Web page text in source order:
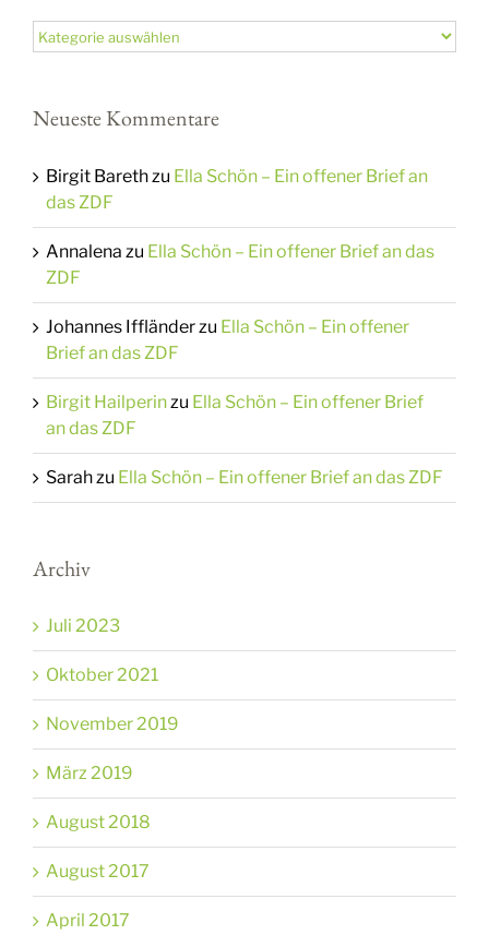
Kategorien
Neueste Kommentare
Birgit Barethzu Ella Schön – Ein offener Brief an
das ZDF
Annalena zu Ella Schön – Ein offener Brief an das
ZDF
Johannes Iffländerzu Ella Schön – Ein offener
Brief an das ZDF
Birgit Hailperinzu Ella Schön – Ein offener Brief
an das ZDF
Sarahzu Ella Schön – Ein offener Brief an das ZDF
Archiv
Juli 2023
Oktober 2021
November 2019
März 2019
August 2018
August 2017
April 2017